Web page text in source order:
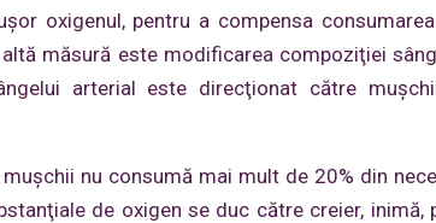
oxigenul, pentru a compensa
măsură este modificarea compoziţiei
arterial este direcţionat către
nu consumă mai mult de 20% din
de oxigen se duc către creier, inimă,